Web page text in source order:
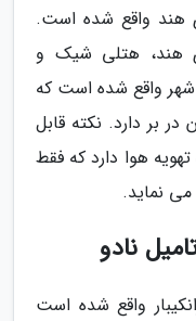
هند واقع شده است.
هند، هتلی شیک و
واقع شده است که
بر دارد. نکته قابل
هوا دارد که فقط
نماید.
نادو
واقع شده است